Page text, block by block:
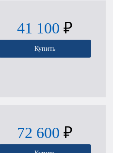
41 100 ₽
Купить
72 600 ₽